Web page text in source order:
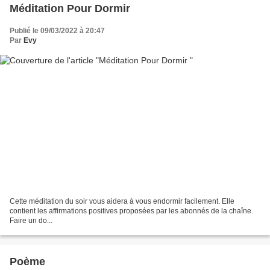
Méditation Pour Dormir
Publié le 09/03/2022 à 20:47
Par Evy
Cette méditation du soir vous aidera à vous endormir facilement. Elle
contient les affirmations positives proposées par les abonnés de la chaîne.
Faire un do...
Poème